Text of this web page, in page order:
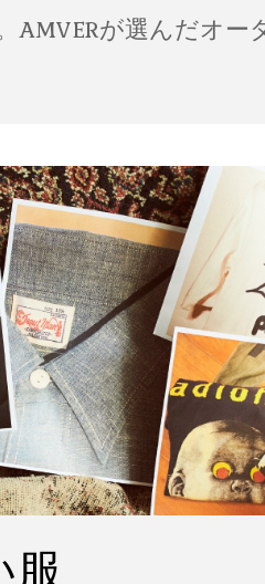
AMVERが選んだオー
服